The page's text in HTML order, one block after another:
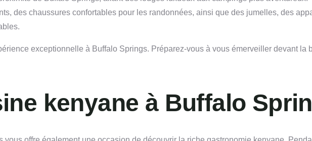
des chaussures confortables pour les randonnées, ainsi que des jumelles, des
exceptionnelle à Buffalo Springs. Préparez-vous à vous émerveiller devant la
kenyane à Buffalo